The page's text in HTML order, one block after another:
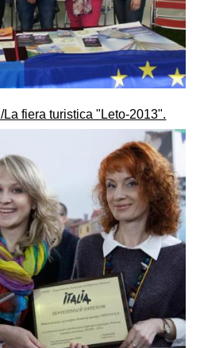
fiera turistica "Leto-2013".